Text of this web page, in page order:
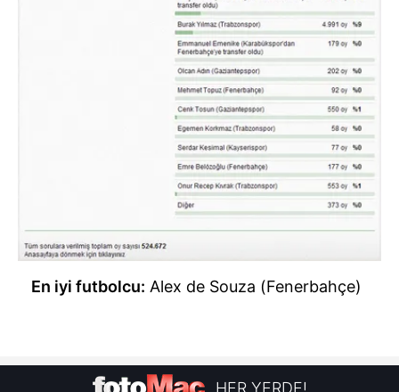
En iyi futbolcu: Alex de Souza (Fenerbahçe)
HER YERDE!